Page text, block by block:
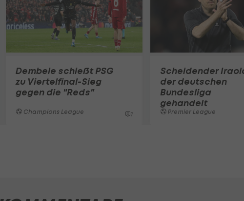
Dembele schießt PSG
zu Viertelfinal-Sieg
gegen die "Reds"
Champions League 1
Scheidender
der deutschen
Bundesliga
gehandelt
Premier League